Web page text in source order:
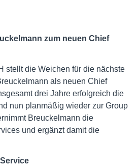
zum neuen Chief
stellt die Weichen für die nächste
als neuen Chief
drei Jahre erfolgreich die
nun planmäßig wieder zur Group
Breuckelmann die
und ergänzt damit die